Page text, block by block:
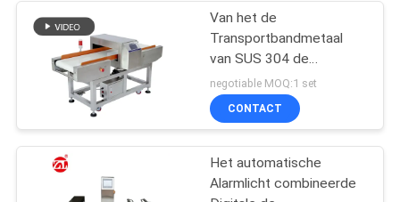
Van het de
Transportbandmetaal
van SUS 304 de
Detectormachine voor
de Hoge Gevoeligheid
van de Voedselindustrie
negotiable MOQ:1 set
CONTACT
Het automatische
Alarmlicht combineerde